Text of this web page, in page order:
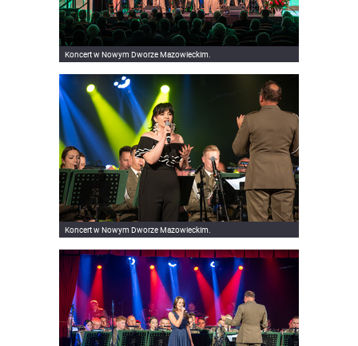
Koncert w Nowym Dworze Mazowieckim.
Koncert w Nowym Dworze Mazowieckim.